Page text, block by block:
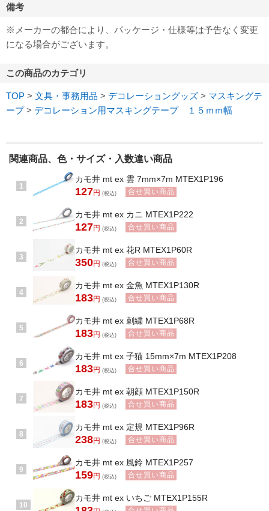
備考
※メーカーの都合により、パッケージ・仕様等は予告なく変更
になる場合がございます。
この商品のカテゴリ
TOP > 文具・事務用品 > デコレーショングッズ > マスキングテ
ープ > デコレーション用マスキングテープ １５ｍｍ幅
関連商品、色・サイズ・入数違い商品
1
カモ井 mt ex 雲 7mm×7m MTEX1P196
127円 (税込) 合せ買い商品
2
カモ井 mt ex カニ MTEX1P222
127円 (税込) 合せ買い商品
3
カモ井 mt ex 花R MTEX1P60R
350円 (税込) 合せ買い商品
4
カモ井 mt ex 金魚 MTEX1P130R
183円 (税込) 合せ買い商品
5
カモ井 mt ex 刺繍 MTEX1P68R
183円 (税込) 合せ買い商品
6
カモ井 mt ex 子猫 15mm×7m MTEX1P208
183円 (税込) 合せ買い商品
7
カモ井 mt ex 朝顔 MTEX1P150R
183円 (税込) 合せ買い商品
8
カモ井 mt ex 定規 MTEX1P96R
238円 (税込) 合せ買い商品
9
カモ井 mt ex 風鈴 MTEX1P257
159円 (税込) 合せ買い商品
10
カモ井 mt ex いちご MTEX1P155R